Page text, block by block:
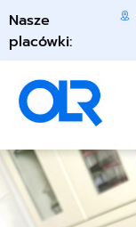
Nasze
placówki: